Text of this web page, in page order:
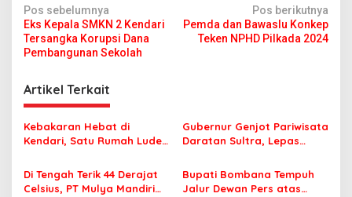
N
a
v
i
g
a
s
i
p
Pos sebelumnya
Eks Kepala SMKN 2 Kendari
Tersangka Korupsi Dana
Pembangunan Sekolah
Pos berikutnya
Pemda dan Bawaslu Konkep
Teken NPHD Pilkada 2024
Artikel Terkait
Kebakaran Hebat di
Kendari, Satu Rumah Ludes
Gubernur Genjot Pariwisata
Daratan Sultra, Lepas
Tiga Kabupaten Unggulan
Di Tengah Terik 44 Derajat
Celsius, PT Mulya Mandiri
Bupati Bombana Tempuh
Jalur Dewan Pers atas